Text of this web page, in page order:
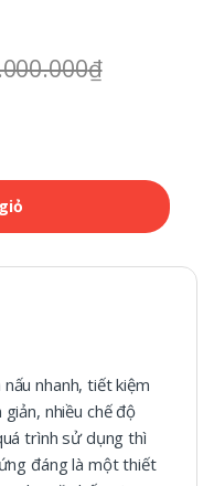
₫
nhanh, tiết kiệm
nhiều chế độ
trình sử dụng thì
đáng là một thiết